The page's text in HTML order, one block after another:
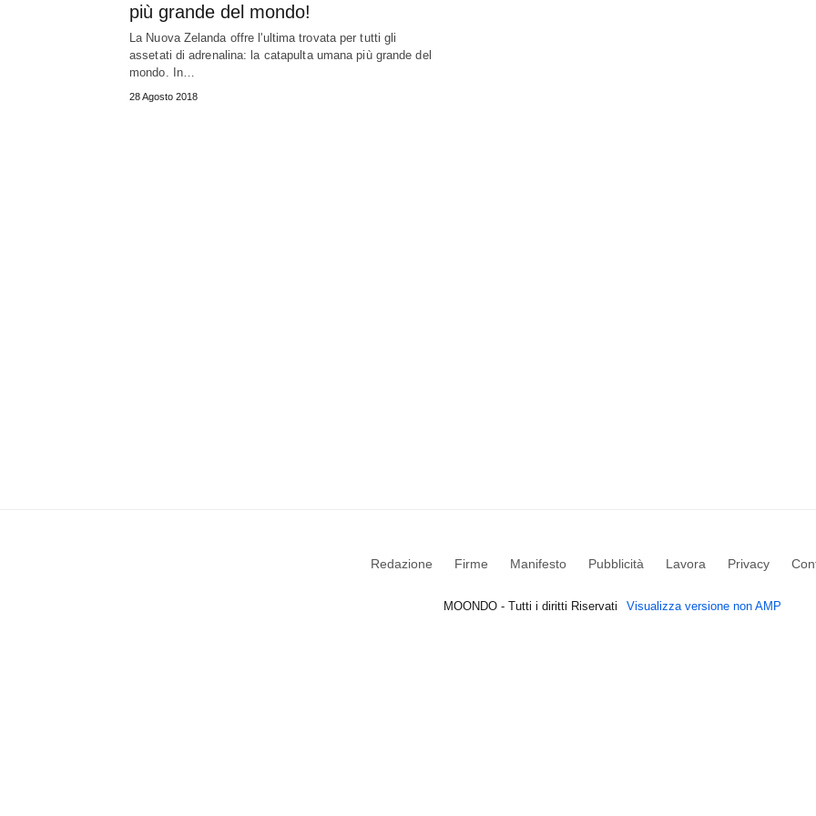
più grande del mondo!
La Nuova Zelanda offre l'ultima trovata per tutti gli
assetati di adrenalina: la catapulta umana più grande del
mondo. In…
28 Agosto 2018
Redazione Firme Manifesto Pubblicità Lavora Privacy
MOONDO - Tutti i diritti Riservati Visualizza versione non AMP